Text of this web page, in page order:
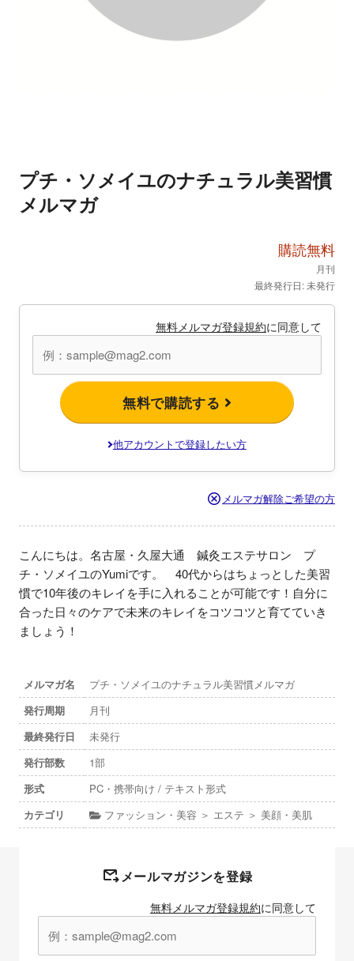
プチ・ソメイユのナチュラル美習慣
メルマガ
購読無料
月刊
最終発行日: 未発行
無料メルマガ登録規約に同意して
無料で購読する
他アカウントで登録したい方
メルマガ解除ご希望の方
こんにちは。名古屋・久屋大通　鍼灸エステサロン　プ
チ・ソメイユのYumiです。　40代からはちょっとした美習
慣で10年後のキレイを手に入れることが可能です！自分に
合った日々のケアで未来のキレイをコツコツと育てていき
ましょう！
メルマガ名
プチ・ソメイユのナチュラル美習慣メルマガ
発行周期
月刊
最終発行日
未発行
発行部数
1部
形式
PC・携帯向け / テキスト形式
カテゴリ
ファッション・美容 ＞ エステ ＞ 美顔・美肌
メールマガジンを登録
無料メルマガ登録規約に同意して